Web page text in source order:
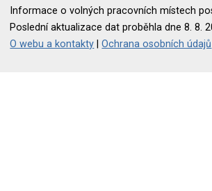
Informace o volných pracovních místech
Poslední aktualizace dat proběhla dne 8. 8.
O webu a kontakty |Ochrana osobních údajů